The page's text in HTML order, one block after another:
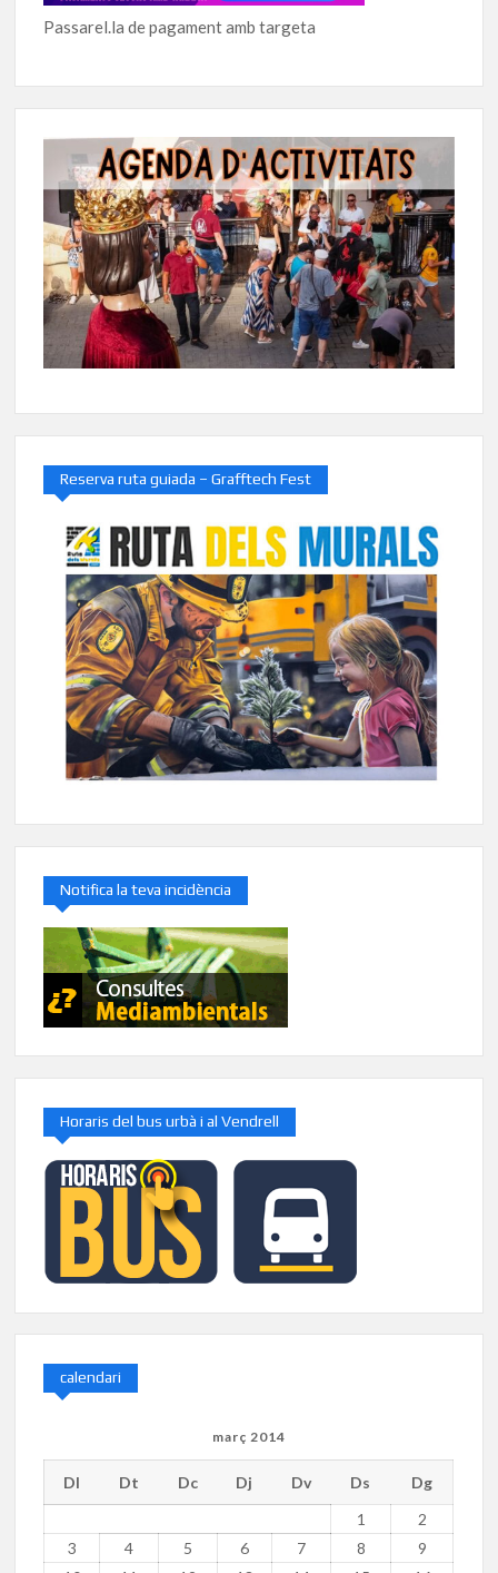
Passarel.la de pagament amb targeta
Reserva ruta guiada – Grafftech Fest
Notifica la teva incidència
Horaris del bus urbà i al Vendrell
calendari
març 2014
Dl Dt Dc Dj Dv Ds
Dg
1
2
3
4 5 6 7 8
9